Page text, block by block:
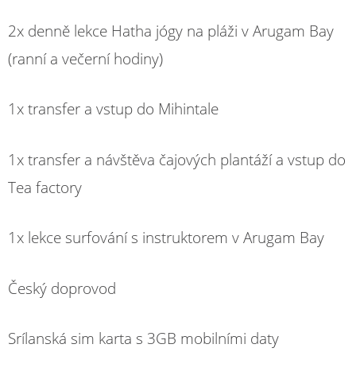
2x denně lekce Hatha jógy na pláži v Arugam Bay
(ranní a večerní hodiny)
1x transfer a vstup do Mihintale
1x transfer a návštěva čajových plantáží a vstup do
Tea factory
1x lekce surfování s instruktorem v Arugam Bay
Český doprovod
Srílanská sim karta s 3GB mobilními daty